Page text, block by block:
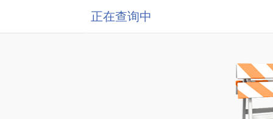
正在查询中